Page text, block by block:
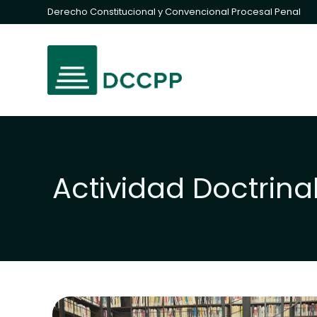
Derecho Constitucional y Convencional Procesal Penal
Actividad